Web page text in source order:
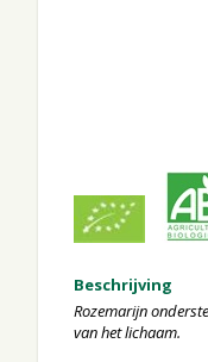
Beschrijving
Rozemarijn
van het lichaam.